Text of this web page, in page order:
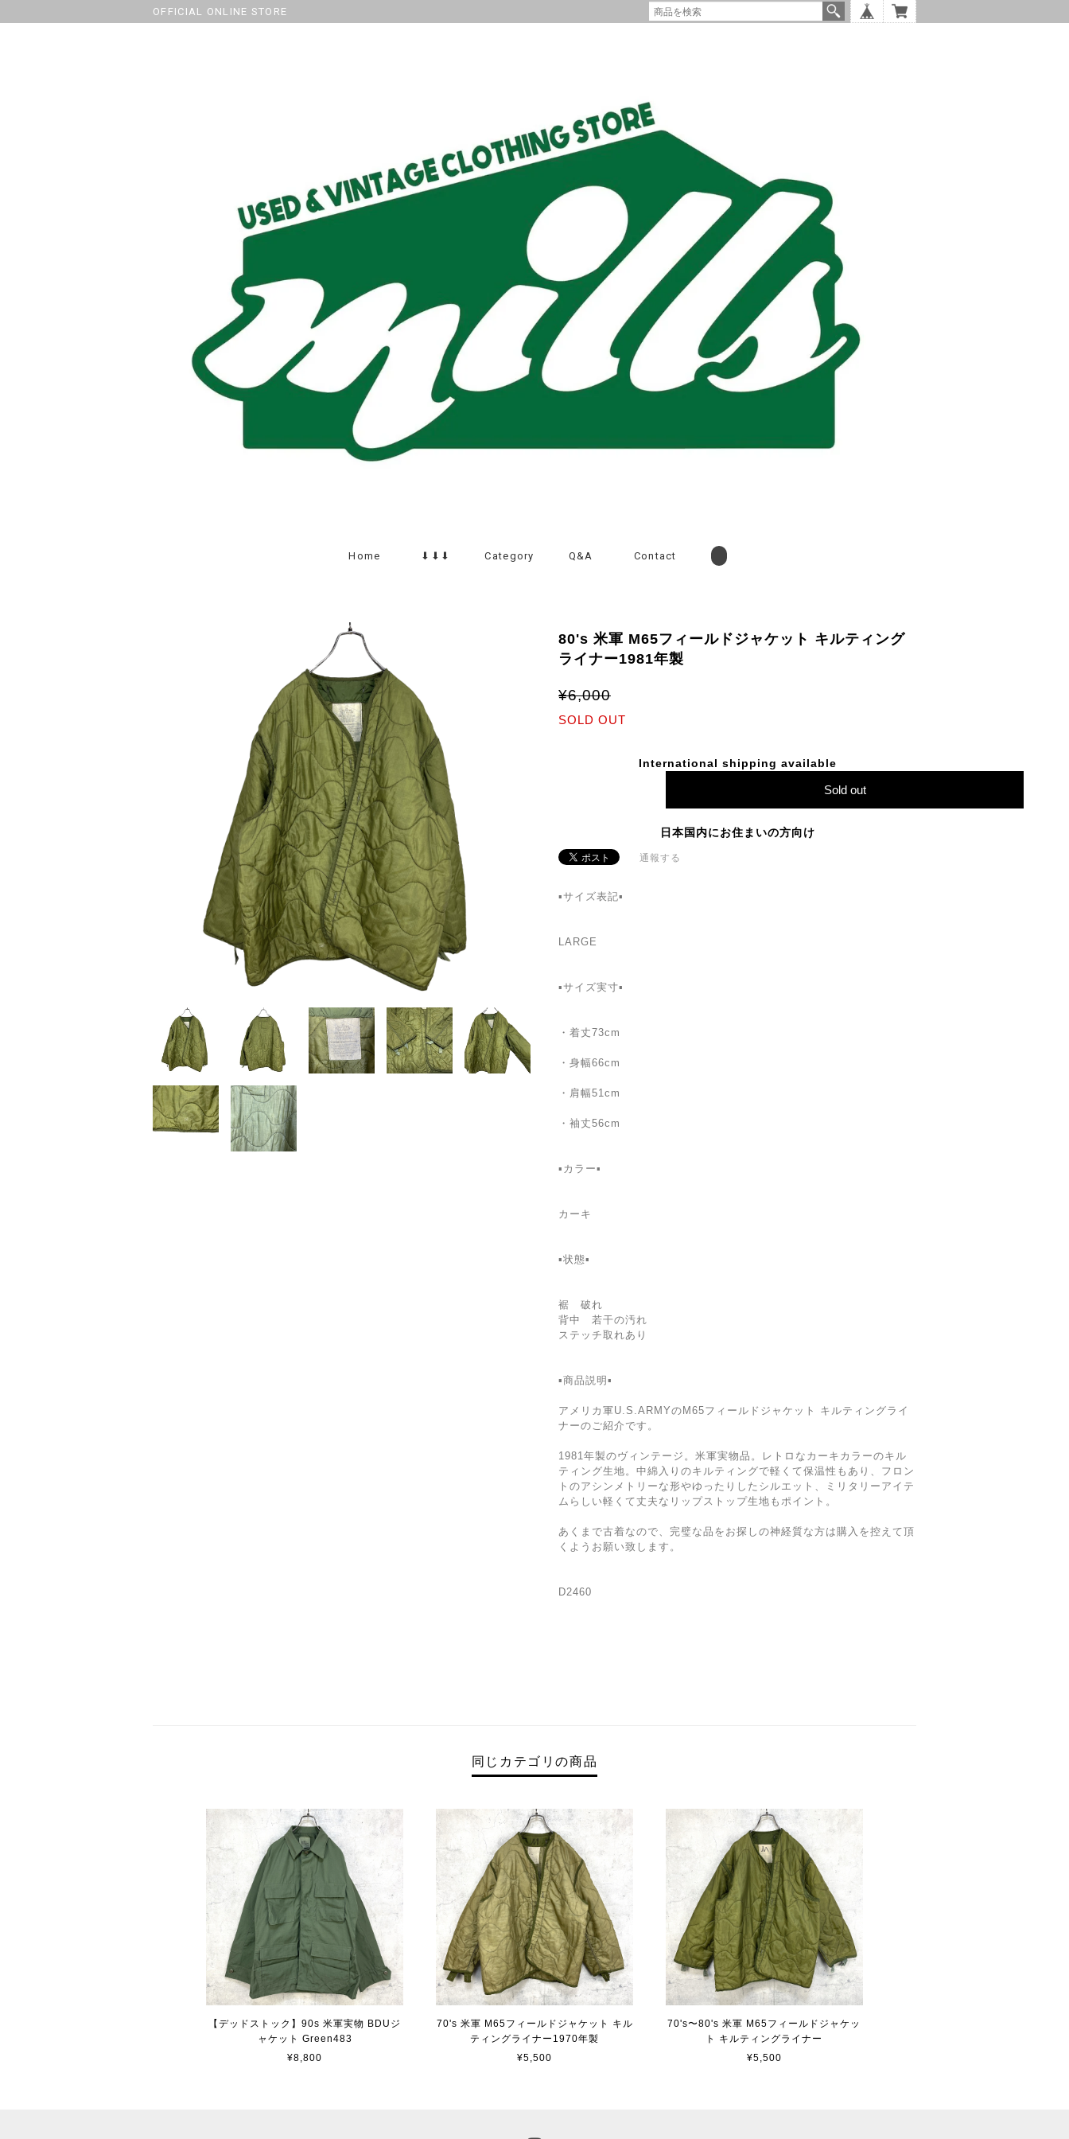
OFFICIAL ONLINE STORE
Home ⬇︎⬇︎⬇︎ Category Q&A Contact
80's 米軍 M65フィールドジャケット キルティング
ライナー1981年製
¥6,000
SOLD OUT
International shipping available
Sold out
日本国内にお住まいの方向け
通報する
▪️サイズ表記▪️
LARGE
▪️サイズ実寸▪️
・着丈73cm
・身幅66cm
・肩幅51cm
・袖丈56cm
▪️カラー▪️
カーキ
▪️状態▪️
裾 破れ
背中 若干の汚れ
ステッチ取れあり
▪️商品説明▪️
アメリカ軍U.S.ARMYのM65フィールドジャケット キルティングライ
ナーのご紹介です。
1981年製のヴィンテージ。米軍実物品。レトロなカーキカラーのキル
ティング生地。中綿入りのキルティングで軽くて保温性もあり、フロン
トのアシンメトリーな形やゆったりしたシルエット、ミリタリーアイテ
ムらしい軽くて丈夫なリップストップ生地もポイント。
あくまで古着なので、完璧な品をお探しの神経質な方は購入を控えて頂
くようお願い致します。
D2460
同じカテゴリの商品
【デッドストック】90s 米軍実物 BDUジ
ャケット Green483
¥8,800
70's 米軍 M65フィールドジャケット キル
ティングライナー1970年製
¥5,500
70's〜80's 米軍 M65フィールドジャケッ
ト キルティングライナー
¥5,500